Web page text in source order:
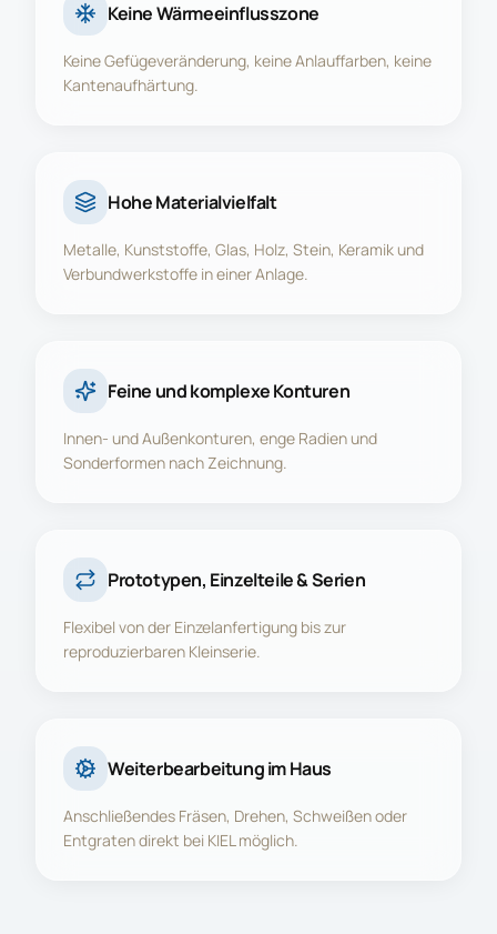
Keine Wärmeeinflusszone
Keine Gefügeveränderung, keine Anlauffarben, keine
Kantenaufhärtung.
Hohe Materialvielfalt
Metalle, Kunststoffe, Glas, Holz, Stein, Keramik und
Verbundwerkstoffe in einer Anlage.
Feine und komplexe Konturen
Innen- und Außenkonturen, enge Radien und
Sonderformen nach Zeichnung.
Prototypen, Einzelteile & Serien
Flexibel von der Einzelanfertigung bis zur
reproduzierbaren Kleinserie.
Weiterbearbeitung im Haus
Anschließendes Fräsen, Drehen, Schweißen oder
Entgraten direkt bei KIEL möglich.